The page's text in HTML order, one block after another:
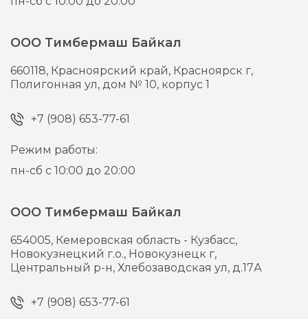
ООО Тимбермаш Байкал
660118, Красноярский край, Красноярск г,
Полигонная ул, дом № 10, корпус 1
+7 (908) 653-77-61
Режим работы:
пн-сб с 10:00 до 20:00
ООО Тимбермаш Байкал
654005, Кемеровская область - Кузбасс,
Новокузнецкий г.о., Новокузнецк г,
Центральный р-н, Хлебозаводская ул, д.17А
+7 (908) 653-77-61